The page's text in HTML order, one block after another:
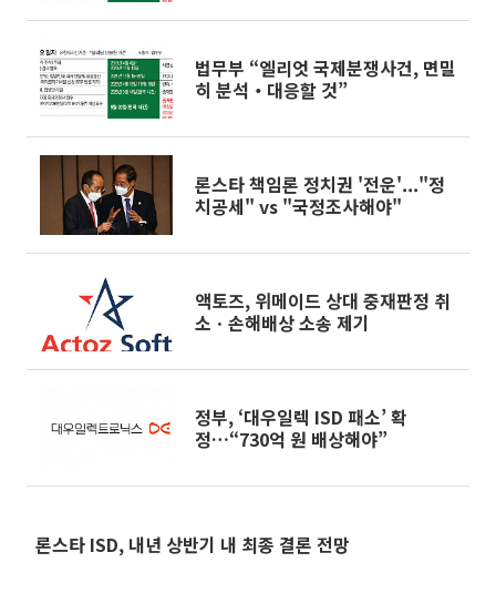
법무부 “엘리엇 국제분쟁사건, 면밀
히 분석‧대응할 것”
론스타 책임론 정치권 '전운'..."정
치공세" vs "국정조사해야"
액토즈, 위메이드 상대 중재판정 취
소ㆍ손해배상 소송 제기
정부, ‘대우일렉 ISD 패소’ 확
정…“730억 원 배상해야”
론스타 ISD, 내년 상반기 내 최종 결론 전망